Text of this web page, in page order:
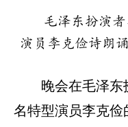
毛泽东扮演
演员李克俭诗朗
晚会在毛泽
名特型演员李克俭